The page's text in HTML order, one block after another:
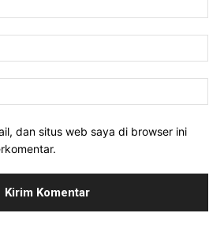
dan situs web saya di browser ini